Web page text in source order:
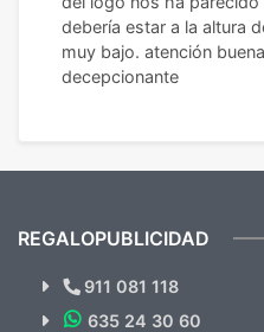
debería estar a la altura
muy bajo. atención
decepcionante
¿Quieres ver
Novedades y
REGALOPUBLICIDAD
911 081 118
635 24 30 60